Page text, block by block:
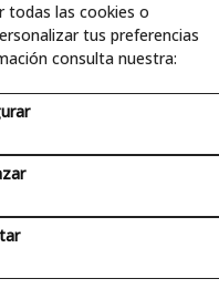
reservados.
todas las cookies o
tus preferencias
consulta nuestra: